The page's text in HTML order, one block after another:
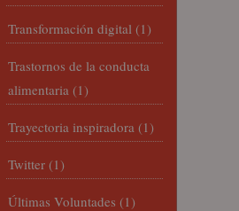
Transformación digital (1)
Trastornos de la conducta
alimentaria (1)
Trayectoria inspiradora (1)
Twitter (1)
Últimas Voluntades (1)